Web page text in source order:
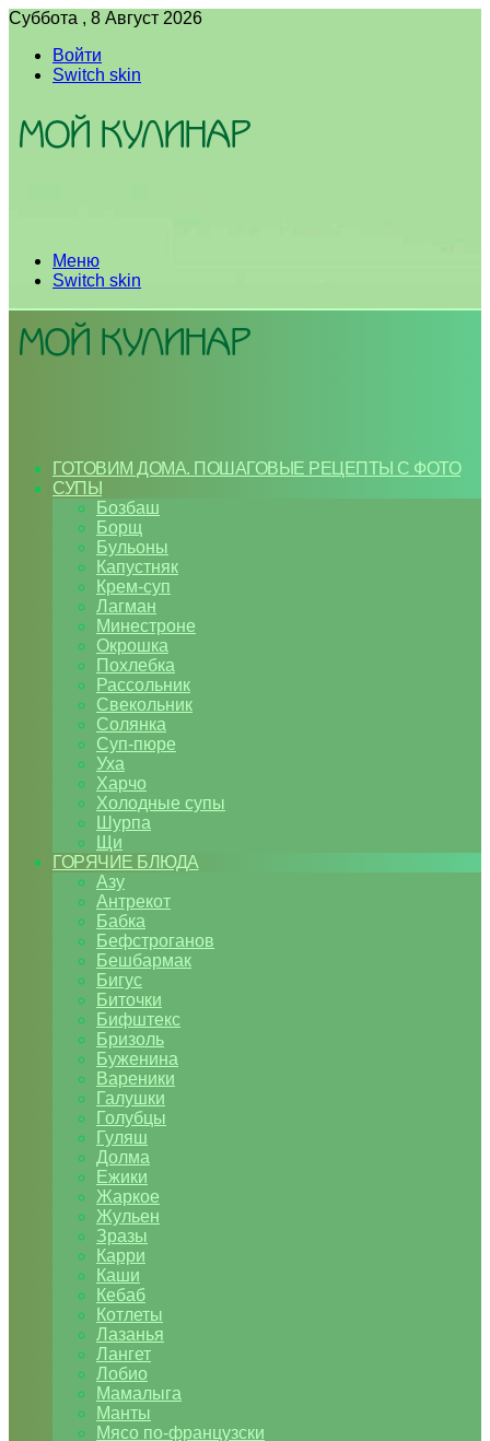
Суббота , 8 Август 2026
Войти
Switch skin
Меню
Switch skin
ГОТОВИМ ДОМА. ПОШАГОВЫЕ РЕЦЕПТЫ С ФОТО
СУПЫ
Бозбаш
Борщ
Бульоны
Капустняк
Крем-суп
Лагман
Минестроне
Окрошка
Похлебка
Рассольник
Свекольник
Солянка
Суп-пюре
Уха
Харчо
Холодные супы
Шурпа
Щи
ГОРЯЧИЕ БЛЮДА
Азу
Антрекот
Бабка
Бефстроганов
Бешбармак
Бигус
Биточки
Бифштекс
Бризоль
Буженина
Вареники
Галушки
Голубцы
Гуляш
Долма
Ежики
Жаркое
Жульен
Зразы
Карри
Каши
Кебаб
Котлеты
Лазанья
Лангет
Лобио
Мамалыга
Манты
Мясо по-французски